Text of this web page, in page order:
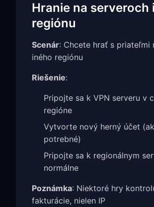
Hranie na serveroch
regiónu
Scenár: Chcete hrať s priateľmi
iného regiónu
Riešenie:
Pripojte sa k VPN serveru v
regióne
Vytvorte nový herný účet
potrebné)
Pripojte sa k regionálnym
normálne
Poznámka: Niektoré hry
fakturácie, nielen IP